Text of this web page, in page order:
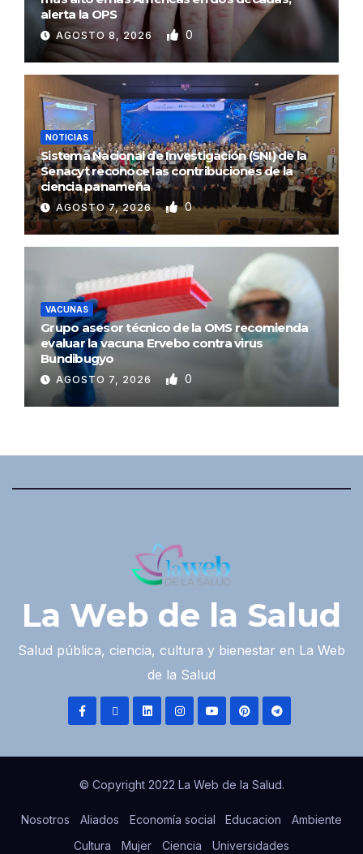
alerta la OPS
AGOSTO 8, 2026 0
NOTICIAS
Sistema Nacional de Investigación (SNI) de la
Senacyt reconoce las contribuciones de la
ciencia panameña
AGOSTO 7, 2026 0
VACUNAS
Grupo asesor técnico de la OMS recomienda
evaluar la vacuna Ervebo contra virus
Bundibugyo
AGOSTO 7, 2026 0
La Web de la Salud
Salud pública, ciencia, cultura y bienestar en La Web
de la Salud
© Copyright 2022 La Web de la Salud.
Nosotros Aliados Economía social Educacion
Ambiente
Cultura
Mujer Ciencia Universidades